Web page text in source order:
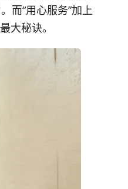
而“用心服务”加上
大秘诀。